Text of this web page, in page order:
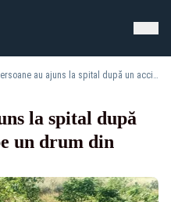
Două persoane au ajuns la spital după un accident produs pe un drum din Cornetu
la spital după
un drum din